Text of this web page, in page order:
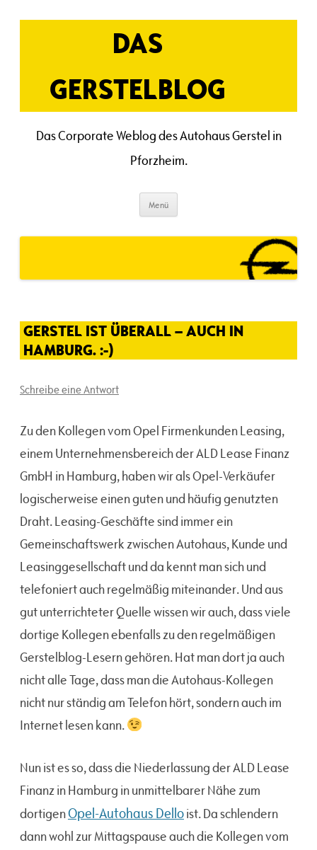
Inhalt
DAS
GERSTELBLOG
Das Corporate Weblog des Autohaus Gerstel in
Pforzheim.
Menü
GERSTEL IST ÜBERALL – AUCH IN
HAMBURG. :-)
Schreibe eine Antwort
Zu den Kollegen vom Opel Firmenkunden Leasing,
einem Unternehmensbereich der ALD Lease Finanz
GmbH in Hamburg, haben wir als Opel-Verkäufer
logischerweise einen guten und häufig genutzten
Draht. Leasing-Geschäfte sind immer ein
Gemeinschaftswerk zwischen Autohaus, Kunde und
Leasinggesellschaft und da kennt man sich und
telefoniert auch regelmäßig miteinander. Und aus
gut unterrichteter Quelle wissen wir auch, dass viele
dortige Kollegen ebenfalls zu den regelmäßigen
Gerstelblog-Lesern gehören. Hat man dort ja auch
nicht alle Tage, dass man die Autohaus-Kollegen
nicht nur ständig am Telefon hört, sondern auch im
Internet lesen kann.
Nun ist es so, dass die Niederlassung der ALD Lease
Finanz in Hamburg in unmittelbarer Nähe zum
dortigenOpel-Autohaus Delloist. Da schlendern
dann wohl zur Mittagspause auch die Kollegen vom